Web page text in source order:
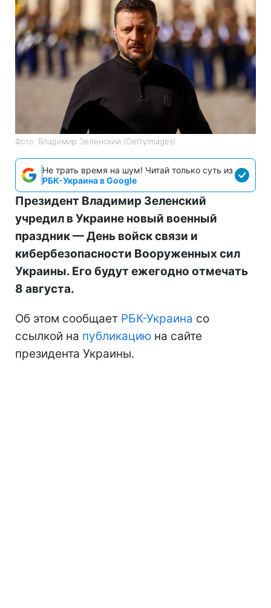
Фото: Владимир Зеленский (GettyImages)
Не трать время на шум! Читай только суть из
РБК-Украина в Google
Президент Владимир Зеленский
учредил в Украине новый военный
праздник — День войск связи и
кибербезопасности Вооруженных сил
Украины. Его будут ежегодно отмечать
8 августа.
Об этом сообщает РБК-Украина со
ссылкой на публикацию на сайте
президента Украины.